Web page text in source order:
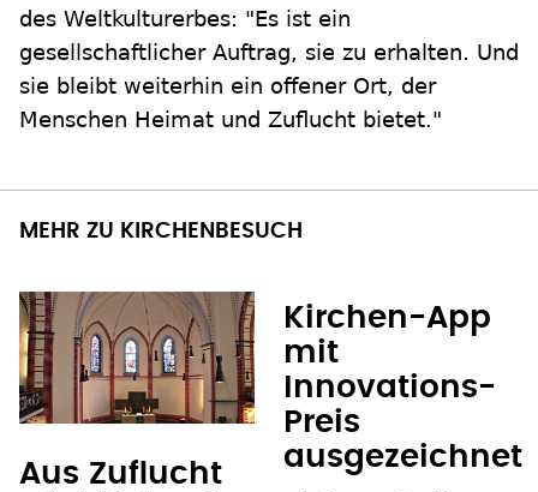
des Weltkulturerbes: "Es ist ein
gesellschaftlicher Auftrag, sie zu erhalten. Und
sie bleibt weiterhin ein offener Ort, der
Menschen Heimat und Zuflucht bietet."
MEHR ZU KIRCHENBESUCH
Aus Zuflucht
Kirchen-App
mit
Innovations-
Preis
ausgezeichnet